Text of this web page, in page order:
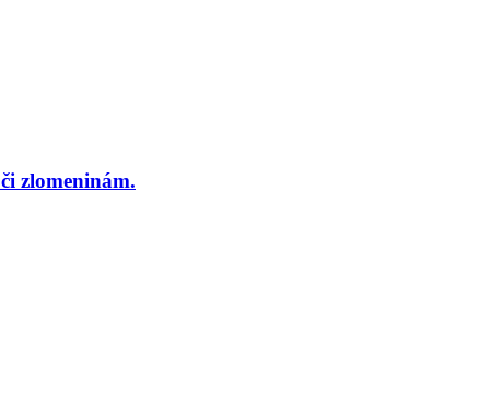
zlomeninám.